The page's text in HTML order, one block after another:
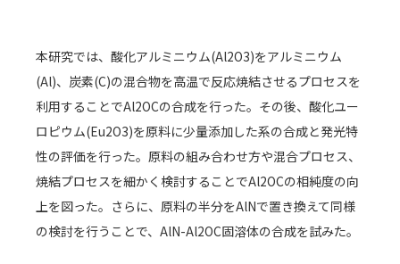
本研究では、酸化アルミニウム(Al2O3)をアルミニウム
(Al)、炭素(C)の混合物を高温で反応焼結させるプロセスを
利用することでAl2OCの合成を行った。その後、酸化ユー
ロピウム(Eu2O3)を原料に少量添加した系の合成と発光特
性の評価を行った。原料の組み合わせ方や混合プロセス、
焼結プロセスを細かく検討することでAl2OCの相純度の向
上を図った。さらに、原料の半分をAlNで置き換えて同様
の検討を行うことで、AlN-Al2OC固溶体の合成を試みた。